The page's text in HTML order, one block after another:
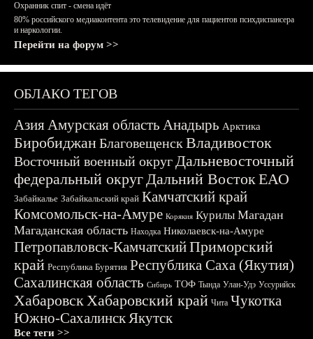
Охранник спит - смена идёт
80% российского медиаконтента это телевидение для пациентов психдиспансера
и наркологии.
Перейти на форум >>
ОБЛАКО ТЕГОВ
АзияАмурская область Анадырь Арктика
БиробиджанБлаговещенскВладивосток
Восточный военный округДальневосточный
федеральный округДальний ВостокЕАО
Забайкалье Забайкальский край Камчатский край
Комсомольск-на-Амуре Корякия Курилы Магадан
Магаданская область Находка Николаевск-на-Амуре
Петропавловск-КамчатскийПриморский
край Республика Бурятия Республика Саха (Якутия)
Сахалинская область Сибирь ТОФ Тында Улан-Удэ Уссурийск
ХабаровскХабаровский край Чита Чукотка
Южно-СахалинскЯкутск
Все теги >>